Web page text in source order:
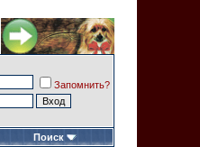
Запомнить?
Поиск